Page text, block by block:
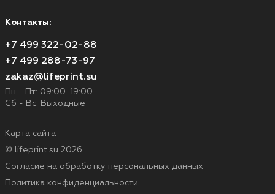
Контакты:
+7 499 322-02-88
+7 499 288-73-97
zakaz@lifeprint.su
Пн - Пт: 09:00-19:00
Сб - Вс: Выходные
Карта сайта
© lifeprint.su 2026
Согласие на обработку персональных данных
Политика конфиденциальности